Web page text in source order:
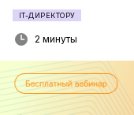
IT-ДИРЕКТОРУ
2 минуты